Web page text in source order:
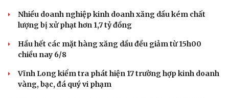
Nhiều doanh nghiệp kinh doanh xăng dầu kém chất
lượng bị xử phạt hơn 1,7 tỷ đồng
Hầu hết các mặt hàng xăng dầu đều giảm từ 15h00
chiều nay 6/8
Vĩnh Long kiểm tra phát hiện 17 trường hợp kinh doanh
vàng, bạc, đá quý vi phạm